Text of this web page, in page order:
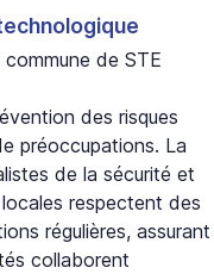
de STE
des risques
préoccupations. La
de la sécurité et
respectent des
régulières, assurant
collaborent